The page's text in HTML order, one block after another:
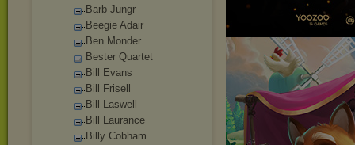
Barb Jungr
Beegie Adair
Ben Monder
Bester Quartet
Bill Evans
Bill Frisell
Bill Laswell
Bill Laurance
Billy Cobham